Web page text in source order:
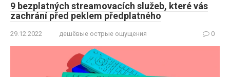
9 bezplatných streamovacích služeb, které vás
zachrání před peklem předplatného
29.12.2022 дешёвые острые ощущения 0